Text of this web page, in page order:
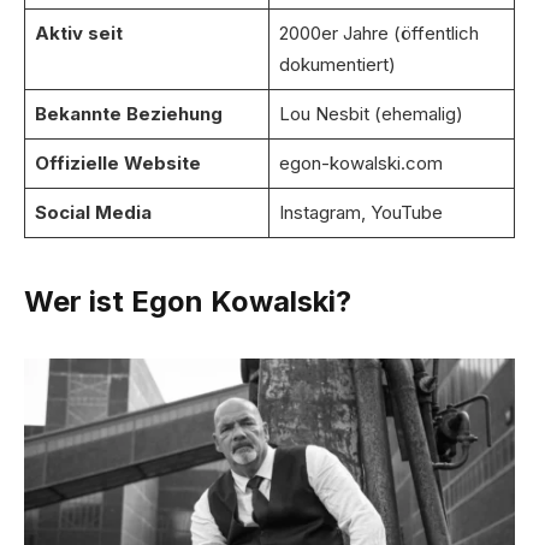
Aktiv seit
2000er Jahre (öffentlich
dokumentiert)
Bekannte Beziehung Lou Nesbit (ehemalig)
Offizielle Website egon-kowalski.com
Social Media Instagram, YouTube
Wer ist Egon Kowalski?